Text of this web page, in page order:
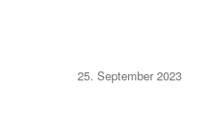
25. September 2023